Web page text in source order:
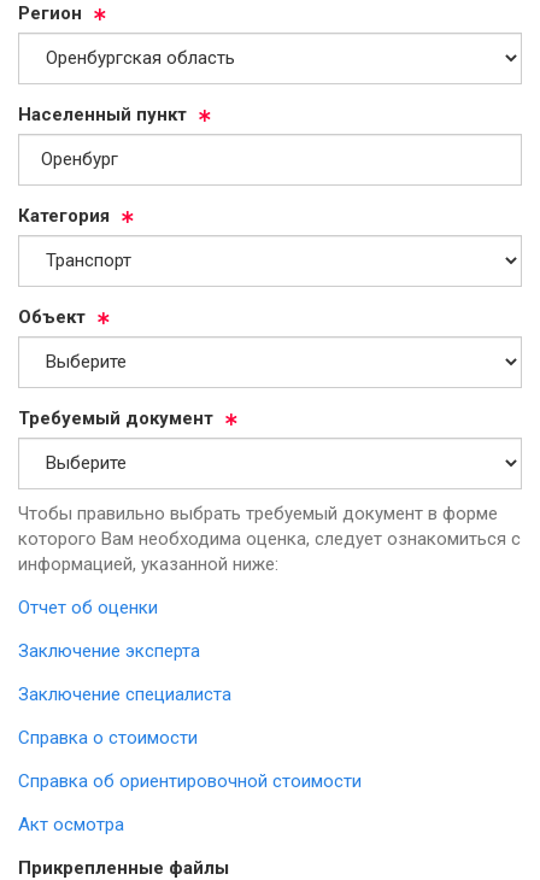
Ре­ги­он
На­се­лен­ный пункт
Ка­те­го­рия
Объ­ект
Тре­бу­емый до­ку­мент
Чтобы правильно выбрать требуемый документ в форме
которого Вам необходима оценка, следует ознакомиться с
информацией, указанной ниже:
Отчет об оценки
Заключение эксперта
Заключение специалиста
Справка о стоимости
Справка об ориентировочной стоимости
Акт осмотра
Прик­реп­лен­ные фай­лы